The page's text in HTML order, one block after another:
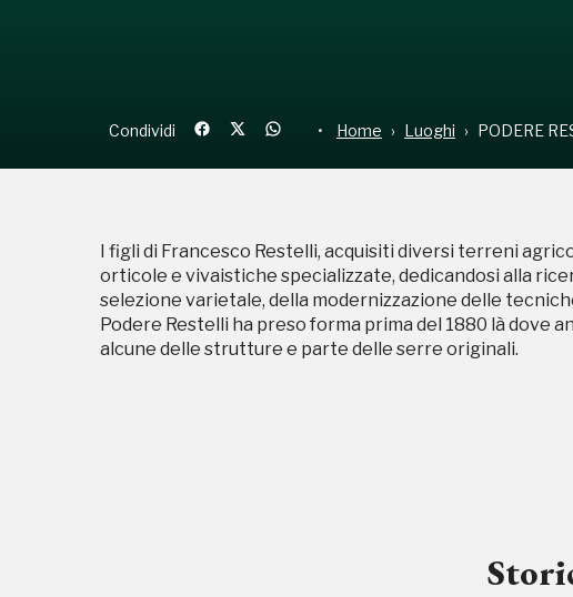
Condividi Home Luoghi PODERE
I figli di Francesco Restelli, acquisiti diversi terreni
orticole e vivaistiche specializzate, dedicandosi alla
selezione varietale, della modernizzazione delle
Podere Restelli ha preso forma prima del 1880 là dove
alcune delle strutture e parte delle serre originali.